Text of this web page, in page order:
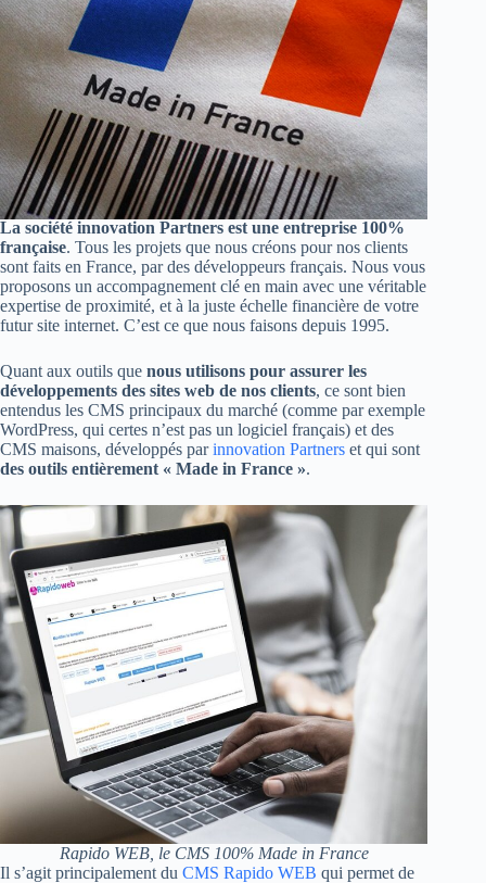
La société innovation Partners est une entreprise 100%
française. Tous les projets que nous créons pour nos clients
sont faits en France, par des développeurs français. Nous vous
proposons un accompagnement clé en main avec une véritable
expertise de proximité, et à la juste échelle financière de votre
futur site internet. C’est ce que nous faisons depuis 1995.
Quant aux outils que nous utilisons pour assurer les
développements des sites web de nos clients, ce sont bien
entendus les CMS principaux du marché (comme par exemple
WordPress, qui certes n’est pas un logiciel français) et des
CMS maisons, développés parinnovation Partners et qui sont
des outils entièrement « Made in France ».
Rapido WEB, le CMS 100% Made in France
Il s’agit principalement du CMS Rapido WEB qui permet de